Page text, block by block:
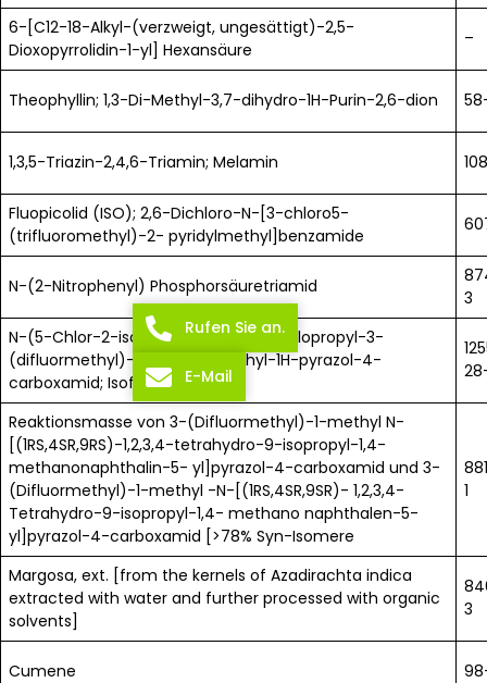
6-[C12-18-Alkyl-(verzweigt, ungesättigt)-2,5-
Dioxopyrrolidin-1-yl] Hexansäure
–
Theophyllin; 1,3-Di-Methyl-3,7-dihydro-1H-Purin-2,6-dion
1,3,5-Triazin-2,4,6-Triamin; Melamin
Fluopicolid (ISO); 2,6-Dichloro-N-[3-chloro5-
(trifluoromethyl)-2- pyridylmethyl]benzamide
N-(2-Nitrophenyl) Phosphorsäuretriamid
3
N-(5-Chlor-2-isopropylbenzyl)-N-cyclopropyl-3-
(difluormethyl)-5-fluor-1- methyl-1H-pyrazol-4-
carboxamid; Isoflucypram
Reaktionsmasse von 3-(Difluormethyl)-1-methyl N-
[(1RS,4SR,9RS)-1,2,3,4-tetrahydro-9-isopropyl-1,4-
methanonaphthalin-5- yl]pyrazol-4-carboxamid und 3-
(Difluormethyl)-1-methyl -N-[(1RS,4SR,9SR)- 1,2,3,4-
Tetrahydro-9-isopropyl-1,4- methano naphthalen-5-
yl]pyrazol-4-carboxamid [>78% Syn-Isomere
1
Margosa, ext. [from the kernels of Azadirachta indica
extracted with water and further processed with organic
solvents]
3
Cumene
Rufen Sie an.
E-Mail